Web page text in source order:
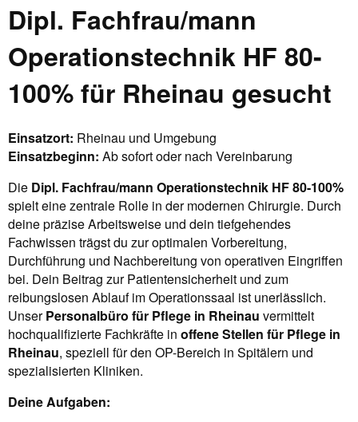
Dipl. Fachfrau/mann
Operationstechnik HF 80-
100% für Rheinau gesucht
Einsatzort: Rheinau und Umgebung
Einsatzbeginn: Ab sofort oder nach Vereinbarung
Die Dipl. Fachfrau/mann Operationstechnik HF 80-100%
spielt eine zentrale Rolle in der modernen Chirurgie. Durch
deine präzise Arbeitsweise und dein tiefgehendes
Fachwissen trägst du zur optimalen Vorbereitung,
Durchführung und Nachbereitung von operativen Eingriffen
bei. Dein Beitrag zur Patientensicherheit und zum
reibungslosen Ablauf im Operationssaal ist unerlässlich.
UnserPersonalbüro für Pflege in Rheinau vermittelt
hochqualifizierte Fachkräfte in offene Stellen für Pflege in
Rheinau, speziell für den OP-Bereich in Spitälern und
spezialisierten Kliniken.
Deine Aufgaben: